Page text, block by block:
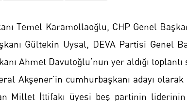
Temel Karamollaoğlu, CHP Genel
Gültekin Uysal, DEVA Partisi Genel
Ahmet Davutoğlu’nun yer aldığı
Akşener’in cumhurbaşkanı adayı
Millet İttifakı üyesi beş partinin